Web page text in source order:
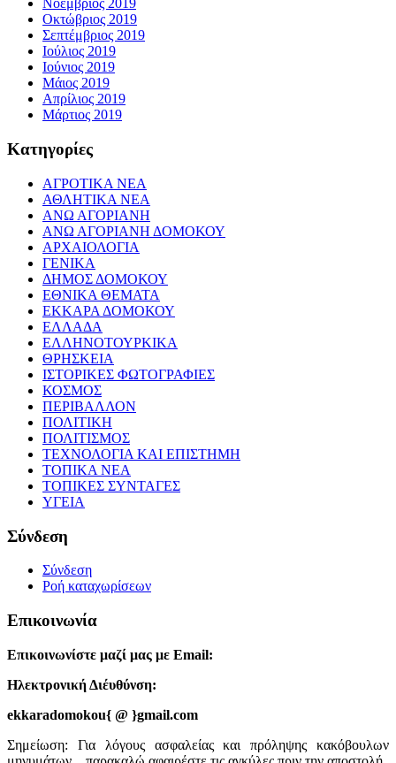
Νοέμβριος 2019
Οκτώβριος 2019
Σεπτέμβριος 2019
Ιούλιος 2019
Ιούνιος 2019
Μάιος 2019
Απρίλιος 2019
Μάρτιος 2019
Kατηγορίες
ΑΓΡΟΤΙΚΑ ΝΕΑ
ΑΘΛΗΤΙΚΑ ΝΕΑ
ΑΝΩ ΑΓΟΡΙΑΝΗ
ΑΝΩ ΑΓΟΡΙΑΝΗ ΔΟΜΟΚΟΥ
ΑΡΧΑΙΟΛΟΓΙΑ
ΓΕΝΙΚΑ
ΔΗΜΟΣ ΔΟΜΟΚΟΥ
ΕΘΝΙΚΑ ΘΕΜΑΤΑ
ΕΚΚΑΡΑ ΔΟΜΟΚΟΥ
ΕΛΛΑΔΑ
ΕΛΛΗΝΟΤΟΥΡΚΙΚΑ
ΘΡΗΣΚΕΙΑ
ΙΣΤΟΡΙΚΕΣ ΦΩΤΟΓΡΑΦΙΕΣ
ΚΟΣΜΟΣ
ΠΕΡΙΒΑΛΛΟΝ
ΠΟΛΙΤΙΚΗ
ΠΟΛΙΤΙΣΜΟΣ
ΤΕΧΝΟΛΟΓΙΑ ΚΑΙ ΕΠΙΣΤΗΜΗ
ΤΟΠΙΚΑ ΝΕΑ
ΤΟΠΙΚΕΣ ΣΥΝΤΑΓΕΣ
ΥΓΕΙΑ
Σύνδεση
Σύνδεση
Ροή καταχωρίσεων
Επικοινωνία
Επικοινωνίστε μαζί μας με Email:
Ηλεκτρονική Διέυθύνση:
ekkaradomokou{ @ }gmail.com
Σημείωση: Για λόγους ασφαλείας και πρόληψης κακόβουλων